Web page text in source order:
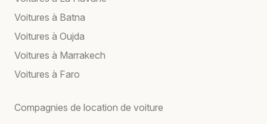
Voitures à Batna
Voitures à Oujda
Voitures à Marrakech
Voitures à Faro
Compagnies de location de voiture